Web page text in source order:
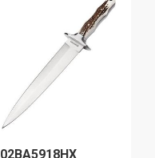
02BA5918HX